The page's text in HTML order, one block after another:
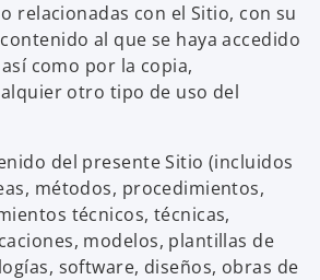
relacionadas con el Sitio, con su
al que se haya accedido
como por la copia,
otro tipo de uso del
del presente Sitio (incluidos
métodos, procedimientos,
técnicos, técnicas,
modelos, plantillas de
software, diseños, obras de